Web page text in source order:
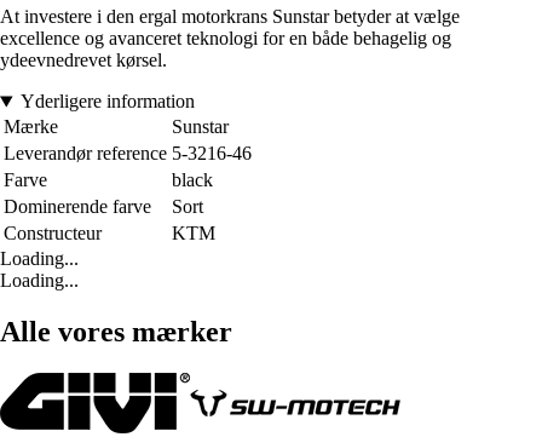
At investere i den ergal motorkrans Sunstar betyder at vælge
excellence og avanceret teknologi for en både behagelig og
ydeevnedrevet kørsel.
Yderligere information
Mærke
Sunstar
Leverandør reference 5-3216-46
Farve
black
Dominerende farve
Sort
Constructeur
KTM
Loading...
Loading...
Alle vores mærker